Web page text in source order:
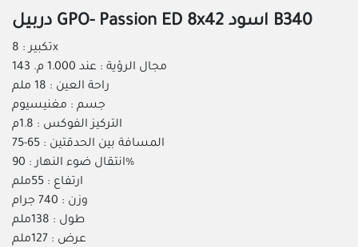
دربيل GPO- Passion ED 8x42 اسود B340
تكبير : 8x
مجال الرؤية : عند 1.000 م. 143
راحة العين : 18 ملم
جسم : مغنيسيوم
التركيز الفوكس : 1.8م
المسافة بين الحدقتين : 65-75
انتقال ضوء النهار : 90%
ارتفاع : 55ملم
وزن : 740 جرام
طول : 138ملم
عرض : 127ملم